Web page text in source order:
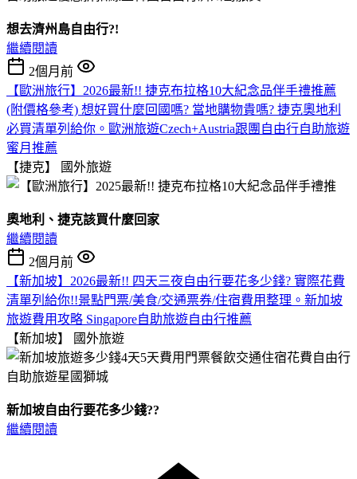
想去濟州島自由行?!
繼續閱讀
2個月前
【歐洲旅行】2026最新!! 捷克布拉格10大紀念品伴手禮推薦
(附價格參考) 想好買什麼回國嗎? 當地購物貴嗎? 捷克奧地利
必買清單列給你。歐洲旅遊Czech+Austria跟團自由行自助旅遊
蜜月推薦
【捷克】
國外旅遊
奧地利、捷克該買什麼回家
繼續閱讀
2個月前
【新加坡】2026最新!! 四天三夜自由行要花多少錢? 實際花費
清單列給你!!景點門票/美食/交通票券/住宿費用整理。新加坡
旅遊費用攻略 Singapore自助旅遊自由行推薦
【新加坡】
國外旅遊
新加坡自由行要花多少錢??
繼續閱讀